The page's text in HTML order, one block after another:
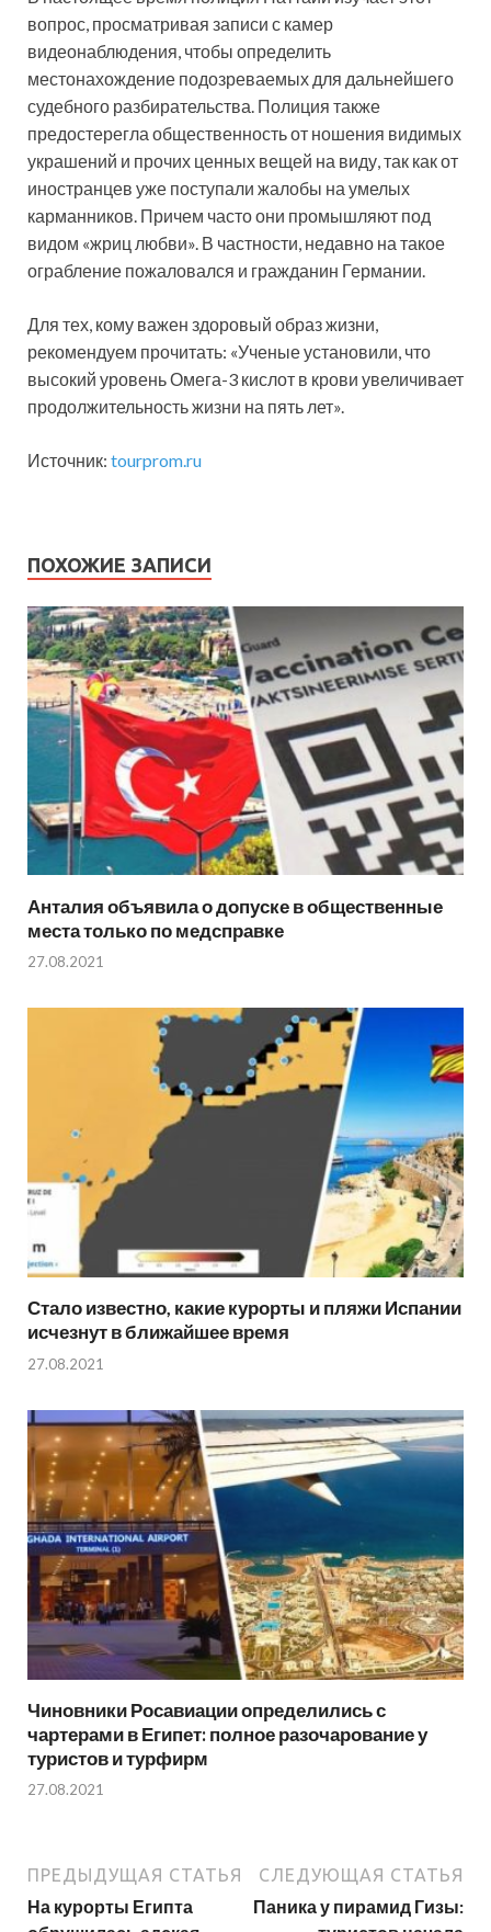
вопрос, просматривая записи с камер
видеонаблюдения, чтобы определить
местонахождение подозреваемых для дальнейшего
судебного разбирательства. Полиция также
предостерегла общественность от ношения видимых
украшений и прочих ценных вещей на виду, так как от
иностранцев уже поступали жалобы на умелых
карманников. Причем часто они промышляют под
видом «жриц любви». В частности, недавно на такое
ограбление пожаловался и гражданин Германии.
Для тех, кому важен здоровый образ жизни,
рекомендуем прочитать: «Ученые установили, что
высокий уровень Омега-3 кислот в крови увеличивает
продолжительность жизни на пять лет».
Источник: tourprom.ru
ПОХОЖИЕ ЗАПИСИ
Анталия объявила о допуске в общественные
места только по медсправке
27.08.2021
Стало известно, какие курорты и пляжи Испании
исчезнут в ближайшее время
27.08.2021
Чиновники Росавиации определились с
чартерами в Египет: полное разочарование у
туристов и турфирм
27.08.2021
ПРЕДЫДУЩАЯ СТАТЬЯ
На курорты Египта
СЛЕДУЮЩАЯ СТАТЬЯ
Паника у пирамид Гизы: